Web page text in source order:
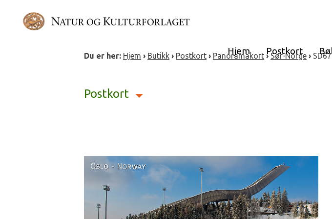
direkte
Hjem Postkort
Du er her: Hjem › Butikk › Postkort › Panoramakort › Sør-Norge ›
Postkort